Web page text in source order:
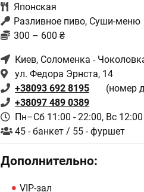
Японская
Разливное пиво, Суши-меню
300 – 600 ₴
Киев, Соломенка -
ул. Федора Эрнста, 14
+38093 692 8195
(номер
+38097 489 0389
Пн–Сб 11:00 - 22:00, Вс
45 - банкет / 55 - фуршет
Дополнительно:
VIP-зал